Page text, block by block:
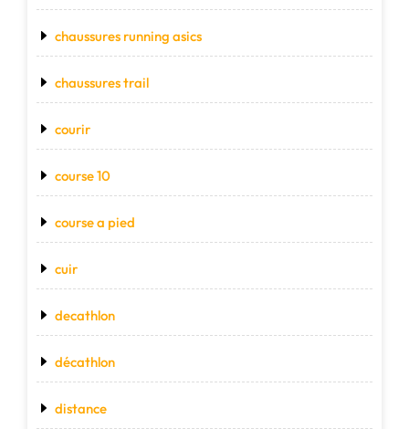
chaussures running asics
chaussures trail
courir
course 10
course a pied
cuir
decathlon
décathlon
distance